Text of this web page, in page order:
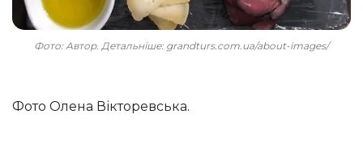
Фото: Автор. Детальніше: grandturs.com.ua/about-images/
Фото Олена Вікторевська.